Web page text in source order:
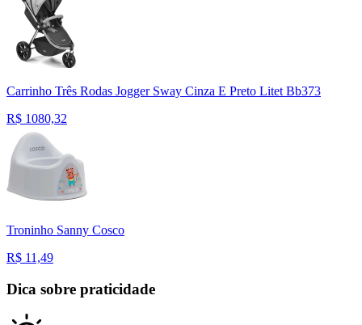
Carrinho Três Rodas Jogger Sway Cinza E Preto Litet Bb373
R$ 1080,32
Troninho Sanny Cosco
R$ 11,49
Dica sobre praticidade